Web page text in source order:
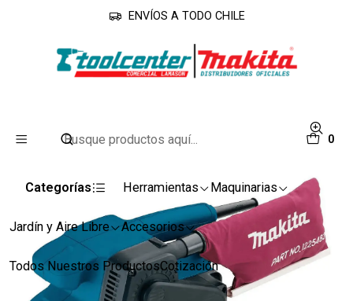
0
Categorías Herramientas Maquinarias
Jardín y Aire Libre Accesorios
Todos Nuestros ProductosCotización
ENVÍOS A TODO CHILE
Inicio Línea Industrial
Lijadoras
Lijadora Banda 3''X18'' 9911 650w Makita